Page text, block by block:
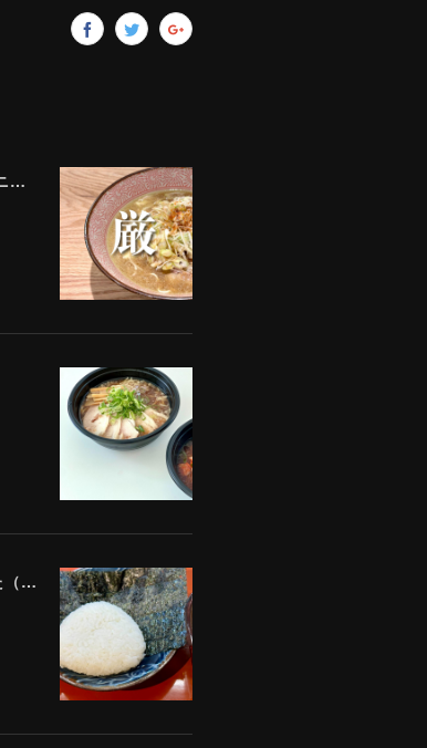
ラーメン評論家が実食して厳選！ 「いま絶対に食べるべきラーメン」ベスト５！【2026年８月】（ Yahoo!ニュース）8/2
「数百万円の売上は諦めました」 全東信破産で飲食店はどうなったのか？ 被害を受けた飲食店店主に聞いた（Yahoo!ニュース）7/17